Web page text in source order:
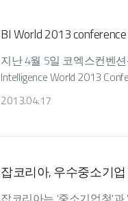
BI World 2013
지난 4월 5일 코엑스컨벤션
Intelligence World 2013
2013.04.17
잡코리아, 우수중소기